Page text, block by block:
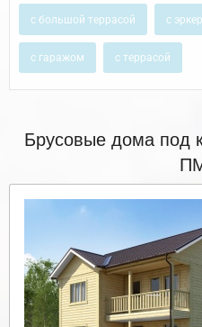
с большой террасой с
с гаражом с террасой
Брусовые дома под